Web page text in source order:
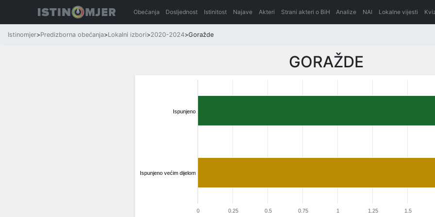
Obećanja Dosljednost Istinitost Najave Akteri Strani akteri o BiH Analize NAI Lokalne vijesti
Istinomjer>Predizborna obećanja>Lokalni izbori>2020-2024>Goražde
GORAŽDE
Ispunjeno
Ispunjeno većim dijelom
0 1
0.25 0.5 0.75 1.25 1.5